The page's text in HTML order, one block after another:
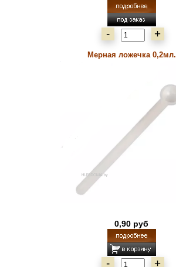
- +
Мерная ложечка 0,2мл.
0,90 руб
- +